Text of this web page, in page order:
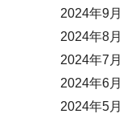
2024年9月
2024年8月
2024年7月
2024年6月
2024年5月